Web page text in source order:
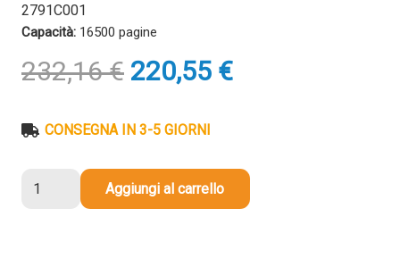
2791C001
Capacità: 16500 pagine
232,16€ Il
prezzo
era:
220,55 €Il
prezzo
CONSEGNA IN 3-5 GIORNI
Aggiungi al carrello